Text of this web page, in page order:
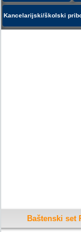
Kancelarijski/školski
Baštenski set